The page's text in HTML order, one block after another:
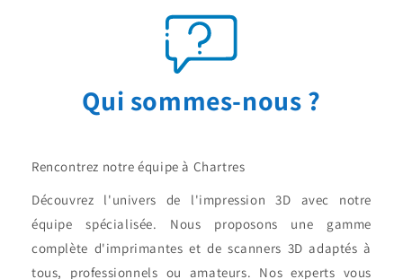
Qui sommes-nous ?
Rencontrez notre équipe à Chartres
Découvrez l'univers de l'impression 3D avec notre
équipe spécialisée. Nous proposons une gamme
complète d'imprimantes et de scanners 3D adaptés à
tous, professionnels ou amateurs. Nos experts vous